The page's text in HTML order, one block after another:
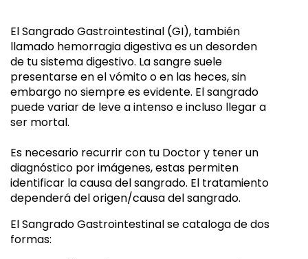
El Sangrado Gastrointestinal (GI), también
llamado hemorragia digestiva es un desorden
de tu sistema digestivo. La sangre suele
presentarse en el vómito o en las heces, sin
embargo no siempre es evidente. El sangrado
puede variar de leve a intenso e incluso llegar a
ser mortal.
Es necesario recurrir con tu Doctor y tener un
diagnóstico por imágenes, estas permiten
identificar la causa del sangrado. El tratamiento
dependerá del origen/causa del sangrado.
El Sangrado Gastrointestinal se cataloga de dos
formas: